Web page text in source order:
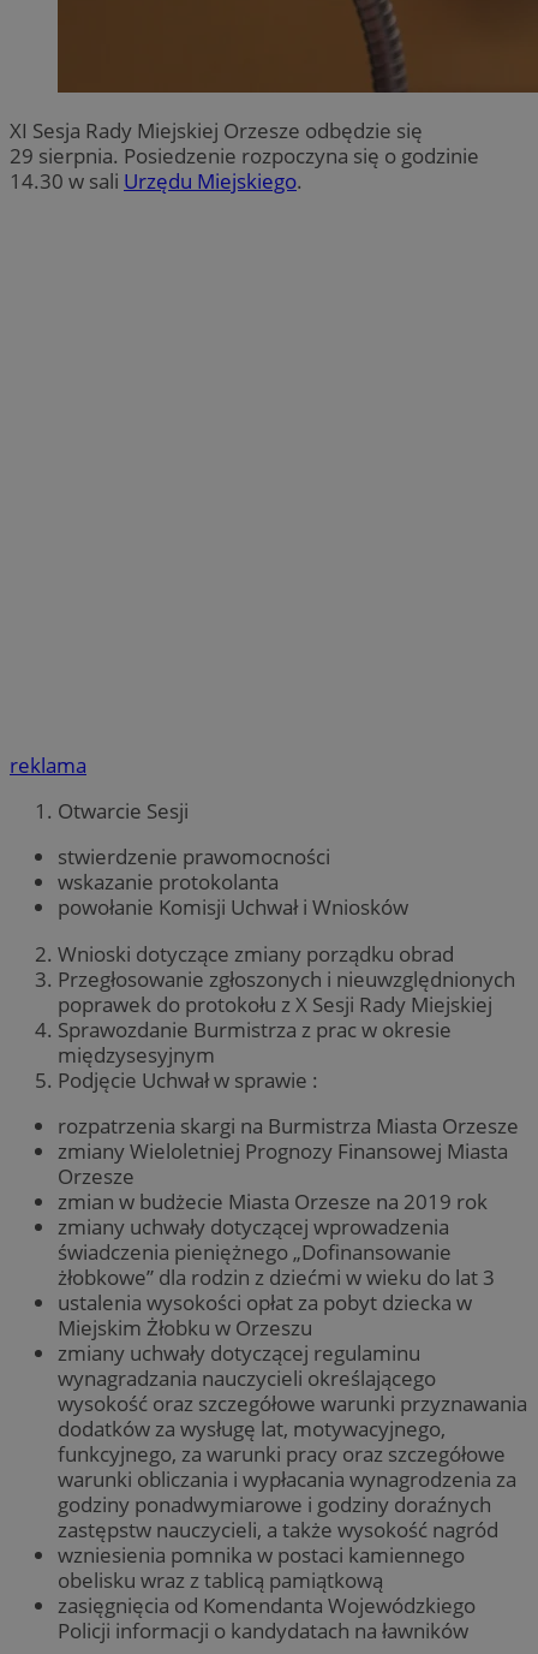
XI Sesja Rady Miejskiej Orzesze odbędzie się
29 sierpnia. Posiedzenie rozpoczyna się o godzinie
14.30 w sali Urzędu Miejskiego.
reklama
Otwarcie Sesji
stwierdzenie prawomocności
wskazanie protokolanta
powołanie Komisji Uchwał i Wniosków
Wnioski dotyczące zmiany porządku obrad
Przegłosowanie zgłoszonych i nieuwzględnionych
poprawek do protokołu z X Sesji Rady Miejskiej
Sprawozdanie Burmistrza z prac w okresie
międzysesyjnym
Podjęcie Uchwał w sprawie :
rozpatrzenia skargi na Burmistrza Miasta Orzesze
zmiany Wieloletniej Prognozy Finansowej Miasta
Orzesze
zmian w budżecie Miasta Orzesze na 2019 rok
zmiany uchwały dotyczącej wprowadzenia
świadczenia pieniężnego „Dofinansowanie
żłobkowe” dla rodzin z dziećmi w wieku do lat 3
ustalenia wysokości opłat za pobyt dziecka w
Miejskim Żłobku w Orzeszu
zmiany uchwały dotyczącej regulaminu
wynagradzania nauczycieli określającego
wysokość oraz szczegółowe warunki przyznawania
dodatków za wysługę lat, motywacyjnego,
funkcyjnego, za warunki pracy oraz szczegółowe
warunki obliczania i wypłacania wynagrodzenia za
godziny ponadwymiarowe i godziny doraźnych
zastępstw nauczycieli, a także wysokość nagród
wzniesienia pomnika w postaci kamiennego
obelisku wraz z tablicą pamiątkową
zasięgnięcia od Komendanta Wojewódzkiego
Policji informacji o kandydatach na ławników